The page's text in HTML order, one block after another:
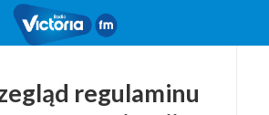
regulaminu